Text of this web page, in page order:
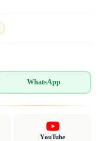
WhatsApp
YouTube